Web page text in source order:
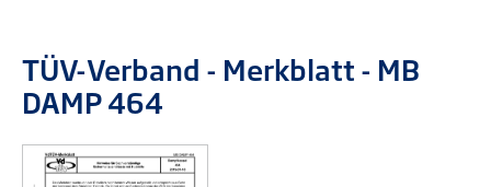
TÜV-Verband - Merkblatt - MB
DAMP 464